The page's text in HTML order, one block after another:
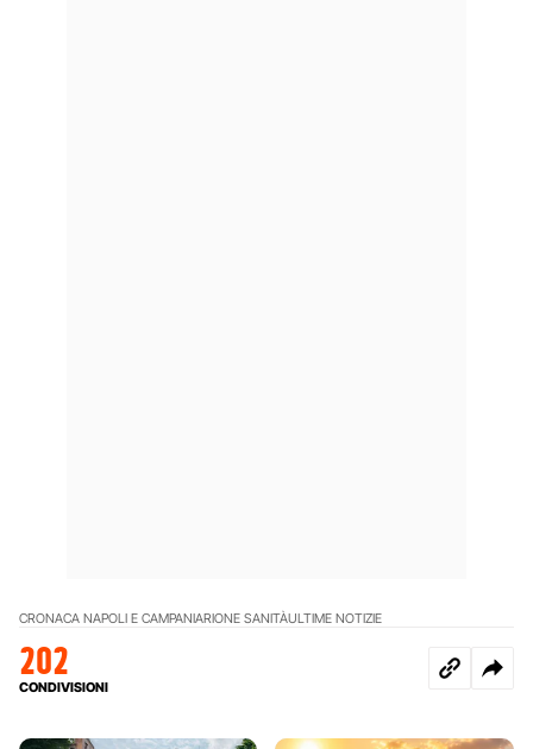
CRONACA NAPOLI E CAMPANIARIONE SANITÀULTIME NOTIZIE
202
CONDIVISIONI